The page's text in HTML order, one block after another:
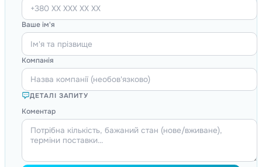
Ваше ім'я
Компанія
ДЕТАЛІ ЗАПИТУ
Коментар